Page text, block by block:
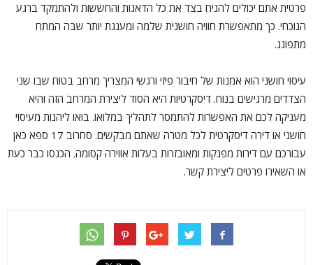
פרטית אתם יכולים להניח בצד את כל הדאגות והחששות ולהתמקד ברגע
הנוכחי. כך מתאפשרת חוויה חושנית שלמה ומענגת יותר שבה המתח
מתפוגג.
עיסוי חושני הוא אמנות של חיבור פיזי ורגשי המצריך מרחב בטוח שבו שני
הצדדים מרגישים בנוח. דיסקרטיות היא הסוד ליצירת המרחב הזה והיא
מעניקה לכם את האפשרות להתמסר לתהליך במלואו. בואו ליהנות מעיסוי
חושני או דירה דיסקרטית לכל מטרה שאתם מבקשים. סחרוב 17 ספא כאן
עבורכם עם דירות מפנקות ומאובזרות בעלות אווירה קסומה. הכנסו כבר כעת
או השאירו פרטים ליצירת קשר.